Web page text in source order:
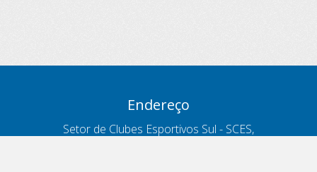
Endereço
Setor de Clubes Esportivos Sul - SCES,